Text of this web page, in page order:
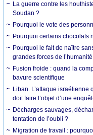
La guerre contre les
Soudan ?
Pourquoi le vote des
Pourquoi certains chocolats
Pourquoi le fait de naître
grandes forces de l’humanité
Fusion froide : quand la
bavure scientifique
Liban. L’attaque israélienne
doit faire l’objet d’une
Décharges sauvages,
tentation de l’oubli ?
Migration de travail :